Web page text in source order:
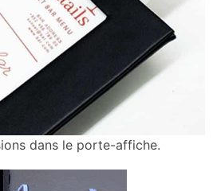
dans le porte-affiche.